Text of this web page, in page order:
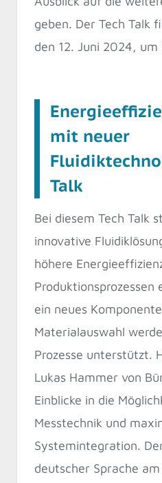
geben. Der Tech Talk
den 12. Juni 2024,
mit neuer
Talk
Bei diesem Tech Talk
innovative
höhere
Produktionsprozessen
ein neues
Materialauswahl
Prozesse unterstützt.
Lukas Hammer von
Einblicke in die
Messtechnik und
Systemintegration.
deutscher Sprache